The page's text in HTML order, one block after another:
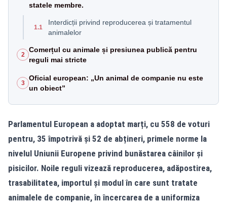
statele membre.
1.1
Interdicții privind reproducerea și tratamentul
animalelor
2
Comerțul cu animale și presiunea publică pentru
reguli mai stricte
3
Oficial european: „Un animal de companie nu este
un obiect”
Parlamentul European a adoptat marți, cu 558 de voturi
pentru, 35 împotrivă și 52 de abțineri, primele norme la
nivelul Uniunii Europene privind bunăstarea câinilor și
pisicilor. Noile reguli vizează reproducerea, adăpostirea,
trasabilitatea, importul și modul în care sunt tratate
animalele de companie, în încercarea de a uniformiza